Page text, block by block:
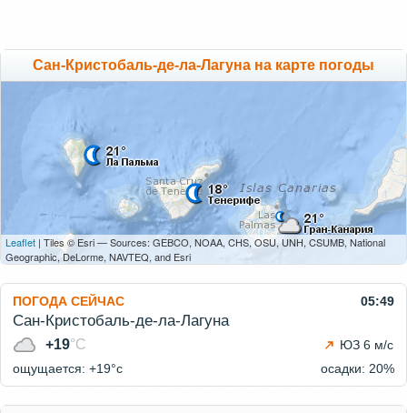
Сан-Кристобаль-де-ла-Лагуна на карте погоды
Leaflet | Tiles © Esri — Sources: GEBCO, NOAA, CHS, OSU, UNH, CSUMB, National
Geographic, DeLorme, NAVTEQ, and Esri
ПОГОДА СЕЙЧАС 05:49
Сан-Кристобаль-де-ла-Лагуна
+19°C
ЮЗ 6 м/с
ощущается: +19°c
осадки: 20%